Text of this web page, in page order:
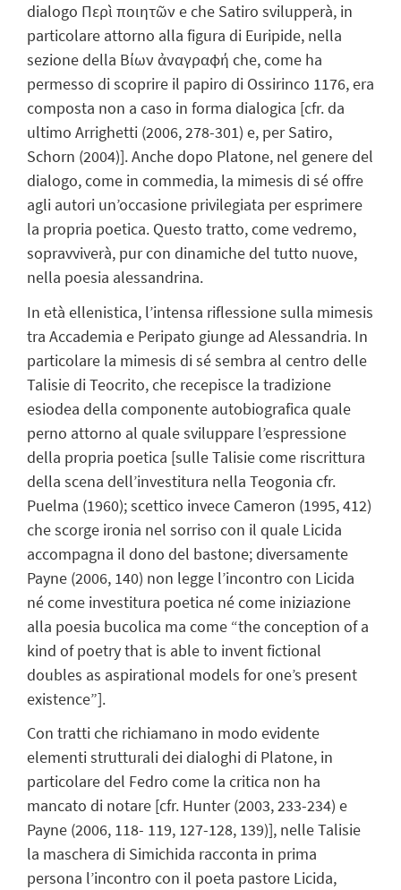
dialogo Περὶ ποιητῶν e che Satiro svilupperà, in
particolare attorno alla figura di Euripide, nella
sezione della Βίων ἀναγραφή che, come ha
permesso di scoprire il papiro di Ossirinco 1176, era
composta non a caso in forma dialogica [cfr. da
ultimo Arrighetti (2006, 278-301) e, per Satiro,
Schorn (2004)]. Anche dopo Platone, nel genere del
dialogo, come in commedia, la mimesis di sé offre
agli autori un’occasione privilegiata per esprimere
la propria poetica. Questo tratto, come vedremo,
sopravviverà, pur con dinamiche del tutto nuove,
nella poesia alessandrina.
In età ellenistica, l’intensa riflessione sulla mimesis
tra Accademia e Peripato giunge ad Alessandria. In
particolare la mimesis di sé sembra al centro delle
Talisie di Teocrito, che recepisce la tradizione
esiodea della componente autobiografica quale
perno attorno al quale sviluppare l’espressione
della propria poetica [sulle Talisie come riscrittura
della scena dell’investitura nella Teogonia cfr.
Puelma (1960); scettico invece Cameron (1995, 412)
che scorge ironia nel sorriso con il quale Licida
accompagna il dono del bastone; diversamente
Payne (2006, 140) non legge l’incontro con Licida
né come investitura poetica né come iniziazione
alla poesia bucolica ma come “the conception of a
kind of poetry that is able to invent fictional
doubles as aspirational models for one’s present
existence”].
Con tratti che richiamano in modo evidente
elementi strutturali dei dialoghi di Platone, in
particolare del Fedro come la critica non ha
mancato di notare [cfr. Hunter (2003, 233-234) e
Payne (2006, 118- 119, 127-128, 139)], nelle Talisie
la maschera di Simichida racconta in prima
persona l’incontro con il poeta pastore Licida,